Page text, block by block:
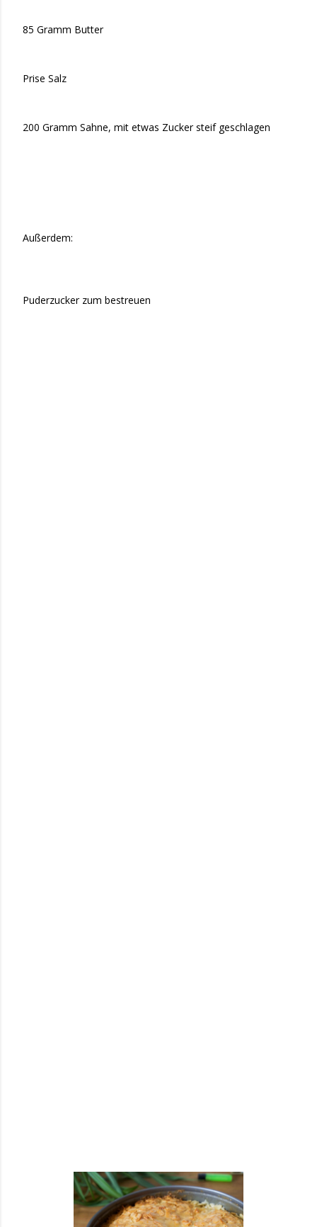
85 Gramm Butter
Prise Salz
200 Gramm Sahne, mit etwas Zucker steif geschlagen
Außerdem:
Puderzucker zum bestreuen